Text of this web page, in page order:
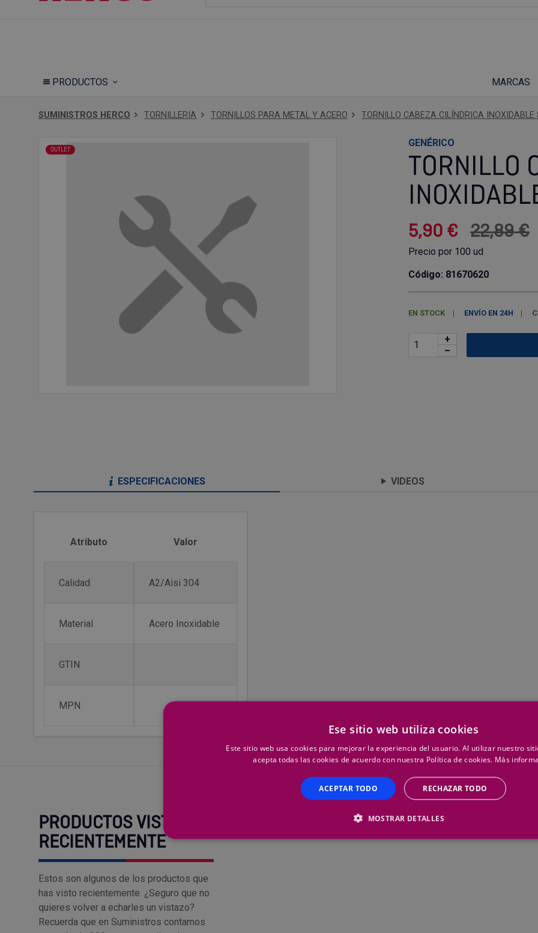
PRODUCTOS MARCAS
SUMINISTROS HERCO TORNILLERIA TORNILLOS PARA METAL Y ACERO TORNILLO CABEZA CILÍNDRICA
OUTLET
GENÉRICO
TORNILLO
5,90 € 22,89 €
Precio por 100 ud
Código: 81670620
EN STOCK ENVÍO EN 24H
+
–
ESPECIFICACIONES VIDEOS
Atributo Valor
Calidad A2/Aisi 304
Material Acero Inoxidable
GTIN
MPN
PRODUCTOS VISTOS
RECIENTEMENTE
Estos son algunos de los productos que
has visto recientemente. ¿Seguro que no
quieres volver a echarles un vistazo?
Recuerda que en Suministros contamos
Ese sitio web utiliza cookies
Este sitio web usa cookies para mejorar la experiencia del usuario. Al utilizar nuestro
acepta todas las cookies de acuerdo con nuestra Política de cookies. Más
ACEPTAR TODO RECHAZAR TODO
MOSTRAR DETALLES